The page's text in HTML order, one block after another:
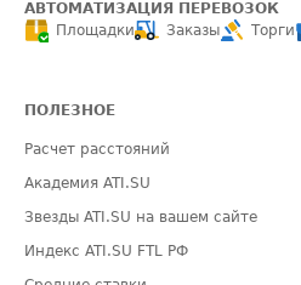
АВТОМАТИЗАЦИЯ ПЕРЕВОЗОК
Площадки
Заказы Торги
ПОЛЕЗНОЕ
Расчет расстояний
Академия ATI.SU
Звезды ATI.SU на вашем сайте
Индекс ATI.SU FTL РФ